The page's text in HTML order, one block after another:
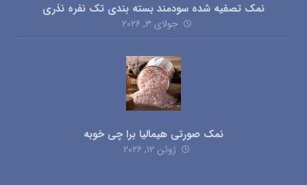
نمک تصفیه شده سودمند بسته بندی تک نفره نذری
جولای ۳, ۲۰۲۶
نمک صورتی هیمالیا برا چی خوبه
ژوئن ۱۲, ۲۰۲۶